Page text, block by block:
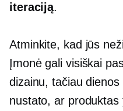
iteraciją.
Atminkite, kad jūs
Įmonė gali visiškai
dizainu, tačiau
nustato, ar produktas